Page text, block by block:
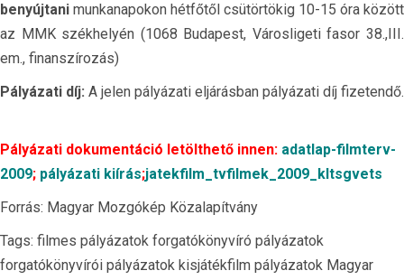
benyújtani munkanapokon hétfőtől csütörtökig 10-15 óra között
az MMK székhelyén (1068 Budapest, Városligeti fasor 38.,III.
em., finanszírozás)
Pályázati díj: A jelen pályázati eljárásban pályázati díj fizetendő.
Pályázati dokumentáció letölthető innen: adatlap-filmterv-
2009; pályázati kiírás;jatekfilm_tvfilmek_2009_kltsgvets
Forrás: Magyar Mozgókép Közalapítvány
Tags: filmes pályázatok forgatókönyvíró pályázatok
forgatókönyvírói pályázatok kisjátékfilm pályázatok Magyar